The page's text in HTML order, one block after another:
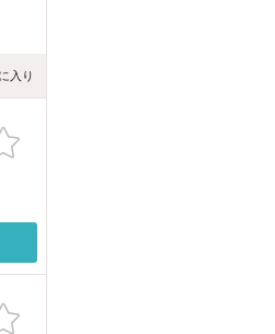
入り